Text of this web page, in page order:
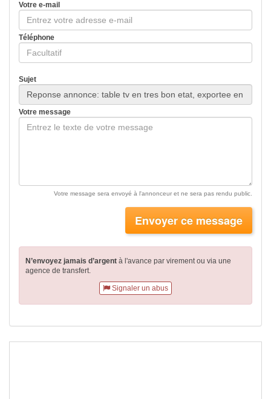
Votre e-mail
Téléphone
Sujet
Votre message
Votre message sera envoyé à l'annonceur et ne sera pas rendu public.
Envoyer ce message
N’envoyez jamais d’argent à l'avance par virementou via une
agence de transfert.
Signaler un abus